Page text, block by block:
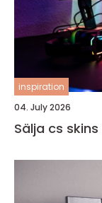
inspiration
04. July 2026